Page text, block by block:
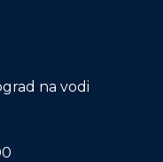
na vodi